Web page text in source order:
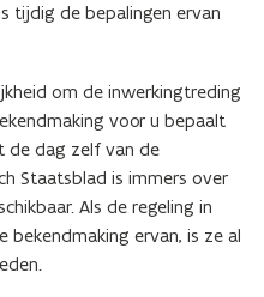
tijdig de bepalingen ervan
om de inwerkingtreding
voor u bepaalt
de dag zelf van de
Staatsblad is immers over
Als de regeling in
ervan, is ze al